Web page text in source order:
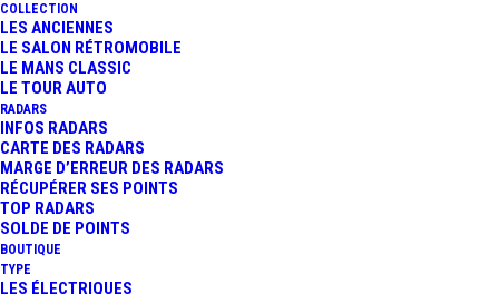
COLLECTION
LES ANCIENNES
LE SALON RÉTROMOBILE
LE MANS CLASSIC
LE TOUR AUTO
RADARS
INFOS RADARS
CARTE DES RADARS
MARGE D’ERREUR DES RADARS
RÉCUPÉRER SES POINTS
TOP RADARS
SOLDE DE POINTS
BOUTIQUE
TYPE
LES ÉLECTRIQUES
1 août 2018
MERCEDES-AMG G 65 :